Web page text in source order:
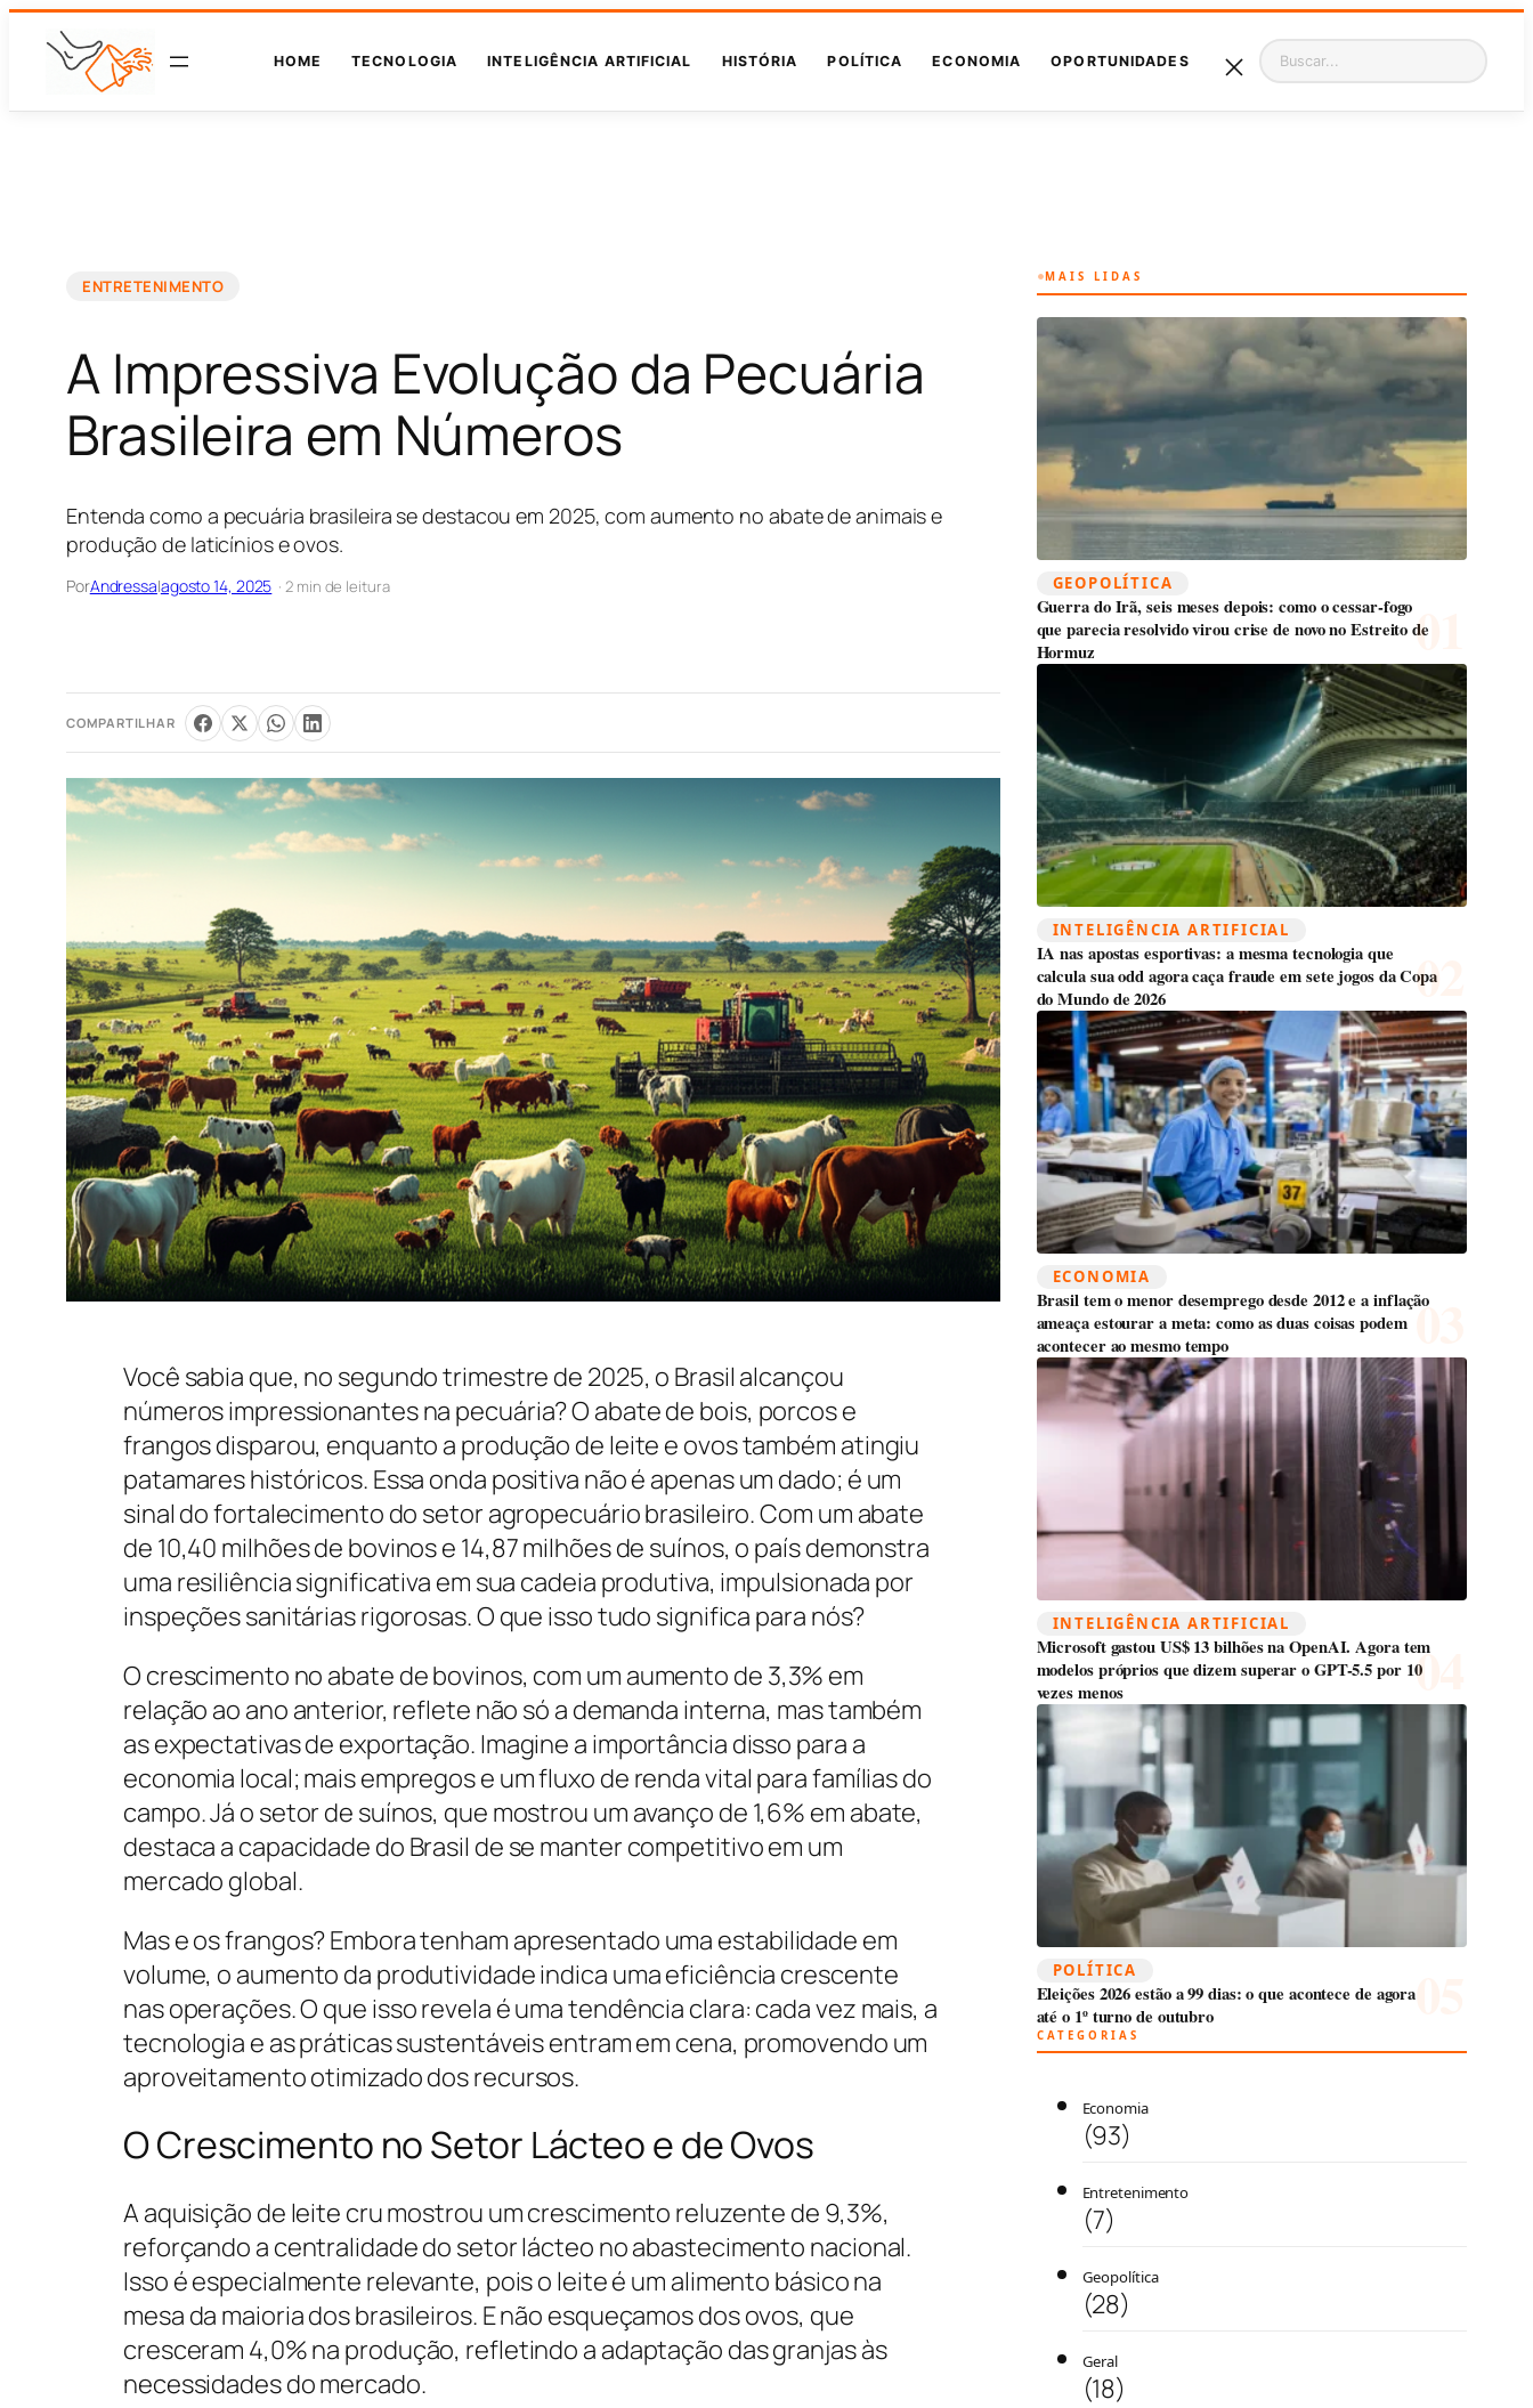
HOME TECNOLOGIA INTELIGÊNCIA ARTIFICIAL HISTÓRIA POLÍTICA ECONOMIA OPORTUNIDADES Pesquisar
ENTRETENIMENTO
A Impressiva Evolução da Pecuária
Brasileira em Números
Entenda como a pecuária brasileira se destacou em 2025, com aumento no abate de animais e
produção de laticínios e ovos.
PorAndressa|agosto 14, 2025 · 2 min de leitura
COMPARTILHAR
Você sabia que, no segundo trimestre de 2025, o Brasil alcançou
números impressionantes na pecuária? O abate de bois, porcos e
frangos disparou, enquanto a produção de leite e ovos também atingiu
patamares históricos. Essa onda positiva não é apenas um dado; é um
sinal do fortalecimento do setor agropecuário brasileiro. Com um abate
de 10,40 milhões de bovinos e 14,87 milhões de suínos, o país demonstra
uma resiliência significativa em sua cadeia produtiva, impulsionada por
inspeções sanitárias rigorosas. O que isso tudo significa para nós?
O crescimento no abate de bovinos, com um aumento de 3,3% em
relação ao ano anterior, reflete não só a demanda interna, mas também
as expectativas de exportação. Imagine a importância disso para a
economia local; mais empregos e um fluxo de renda vital para famílias do
campo. Já o setor de suínos, que mostrou um avanço de 1,6% em abate,
destaca a capacidade do Brasil de se manter competitivo em um
mercado global.
Mas e os frangos? Embora tenham apresentado uma estabilidade em
volume, o aumento da produtividade indica uma eficiência crescente
nas operações. O que isso revela é uma tendência clara: cada vez mais, a
tecnologia e as práticas sustentáveis entram em cena, promovendo um
aproveitamento otimizado dos recursos.
O Crescimento no Setor Lácteo e de Ovos
A aquisição de leite cru mostrou um crescimento reluzente de 9,3%,
reforçando a centralidade do setor lácteo no abastecimento nacional.
Isso é especialmente relevante, pois o leite é um alimento básico na
mesa da maioria dos brasileiros. E não esqueçamos dos ovos, que
cresceram 4,0% na produção, refletindo a adaptação das granjas às
necessidades do mercado.
MAIS LIDAS
GEOPOLÍTICA
Guerra do Irã, seis meses depois: como o cessar-fogo
que parecia resolvido virou crise de novo no Estreito de
Hormuz
INTELIGÊNCIA ARTIFICIAL
IA nas apostas esportivas: a mesma tecnologia que
calcula sua odd agora caça fraude em sete jogos da Copa
do Mundo de 2026
ECONOMIA
Brasil tem o menor desemprego desde 2012 e a inflação
ameaça estourar a meta: como as duas coisas podem
acontecer ao mesmo tempo
INTELIGÊNCIA ARTIFICIAL
Microsoft gastou US$ 13 bilhões na OpenAI. Agora tem
modelos próprios que dizem superar o GPT-5.5 por 10
vezes menos
POLÍTICA
Eleições 2026 estão a 99 dias: o que acontece de agora
até o 1º turno de outubro
CATEGORIAS
Economia
(93)
Entretenimento
(7)
Geopolítica
(28)
Geral
(18)